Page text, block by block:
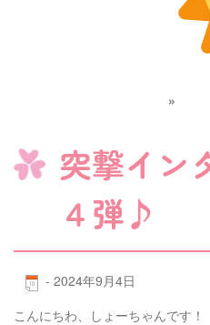
»
突撃イン
４弾♪
- 2024年9月4日
こんにちわ、しょーちゃんです！